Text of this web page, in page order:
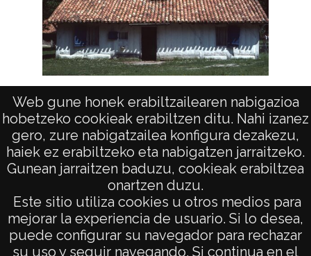
Web gune honek erabiltzailearen nabigazioa
hobetzeko cookieak erabiltzen ditu. Nahi izanez
gero, zure nabigatzailea konfigura dezakezu,
haiek ez erabiltzeko eta nabigatzen jarraitzeko.
Gunean jarraitzen baduzu, cookieak erabiltzea
onartzen duzu.
Este sitio utiliza cookies u otros medios para
mejorar la experiencia de usuario. Si lo desea,
puede configurar su navegador para rechazar
su uso y seguir navegando. Si continua en el
Ecomuseo de Las Landas: Sabres
AVISO LEGAL
POLÍTICA DE PRIVACIDAD
ACCESIBILIDAD